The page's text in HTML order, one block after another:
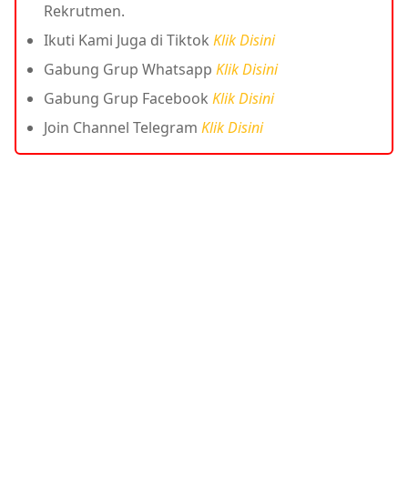
Rekrutmen.
Ikuti Kami Juga di Tiktok Klik Disini
Gabung Grup Whatsapp Klik Disini
Gabung Grup Facebook Klik Disini
Join Channel Telegram Klik Disini